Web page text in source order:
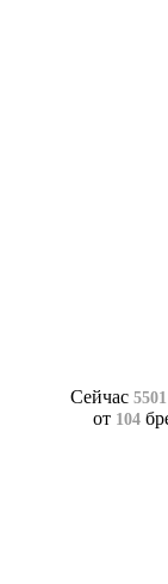
Сейчас 5501
от 104